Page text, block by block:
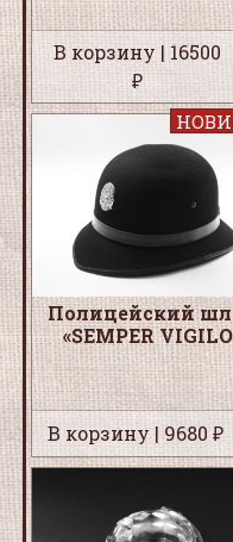
В корзину | 16500
₽
Полицейский
«SEMPER
В корзину | 9680 ₽